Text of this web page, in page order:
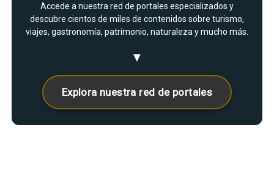
Accede a nuestra red de portales especializados y
descubre cientos de miles de contenidos sobre turismo,
viajes, gastronomía, patrimonio, naturaleza y mucho más.
▼
Explora nuestra red de portales